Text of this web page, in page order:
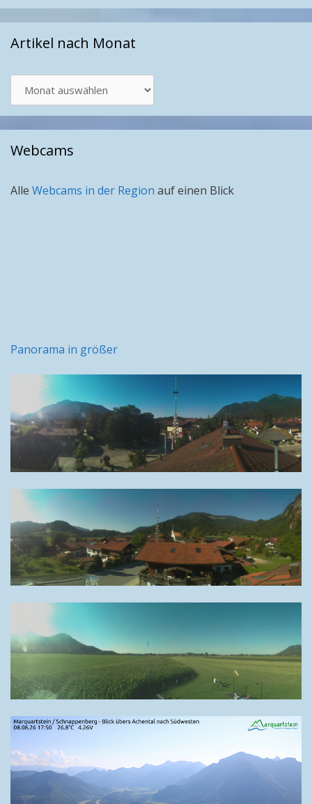
Artikel nach Monat
nach
Monat
Webcams
Alle Webcams in der Region auf einen Blick
Panorama in größer